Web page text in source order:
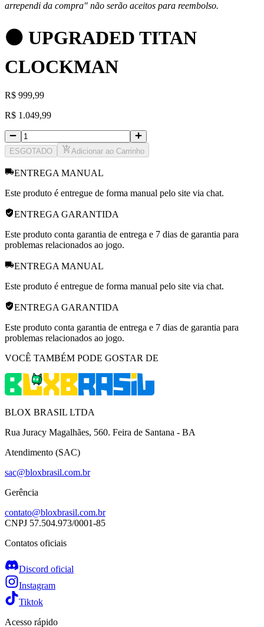
arrependi da compra" não serão aceitos para reembolso.
🟠 UPGRADED TITAN
CLOCKMAN
R$ 999,99
R$ 1.049,99
ESGOTADO Adicionar ao Carrinho
ENTREGA MANUAL
Este produto é entregue de forma manual pelo site via chat.
ENTREGA GARANTIDA
Este produto conta garantia de entrega e 7 dias de garantia para
problemas relacionados ao jogo.
ENTREGA MANUAL
Este produto é entregue de forma manual pelo site via chat.
ENTREGA GARANTIDA
Este produto conta garantia de entrega e 7 dias de garantia para
problemas relacionados ao jogo.
VOCÊ TAMBÉM PODE GOSTAR DE
BLOX BRASIL LTDA
Rua Juracy Magalhães, 560. Feira de Santana - BA
Atendimento (SAC)
sac@bloxbrasil.com.br
Gerência
contato@bloxbrasil.com.br
CNPJ 57.504.973/0001-85
Contatos oficiais
Discord oficial
Instagram
Tiktok
Acesso rápido